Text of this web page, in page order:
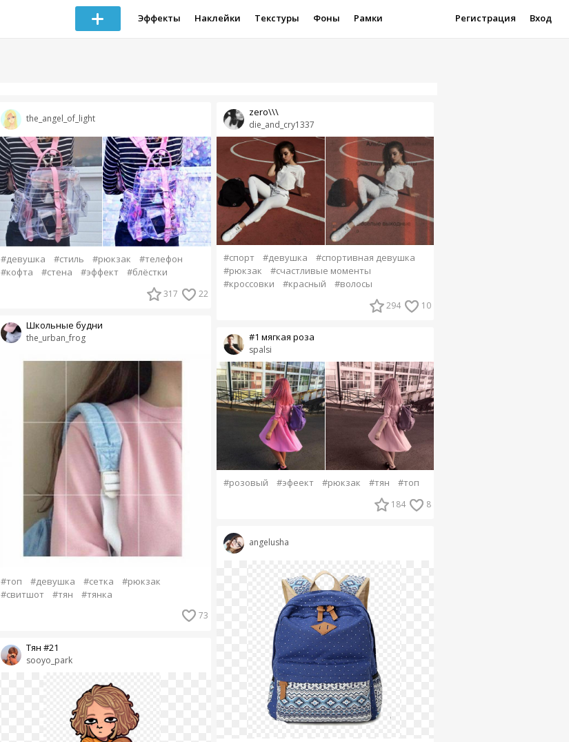
Эффекты Наклейки Текстуры Фоны Рамки Регистрация Вход
the_angel_of_light
#девушка #стиль #рюкзак
#телефон
#кофта
#стена #эффект #блёстки
317 22
the_urban_frog
Школьные будни
#топ #девушка #сетка
#рюкзак
#свитшот
#тян #тянка
73
sooyo_park
Тян #21
die_and_cry1337
zero\\\
#спорт #девушка
#спортивная девушка
#рюкзак
#счастливые моменты
#кроссовки
#красный #волосы
294 10
spalsi
#1 мягкая роза
#розовый #эфеект #рюкзак #тян #топ
184 8
angelusha